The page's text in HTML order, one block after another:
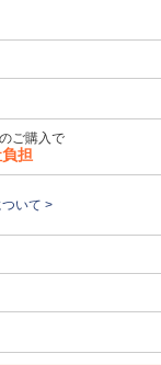
ご購入で
担
いて >